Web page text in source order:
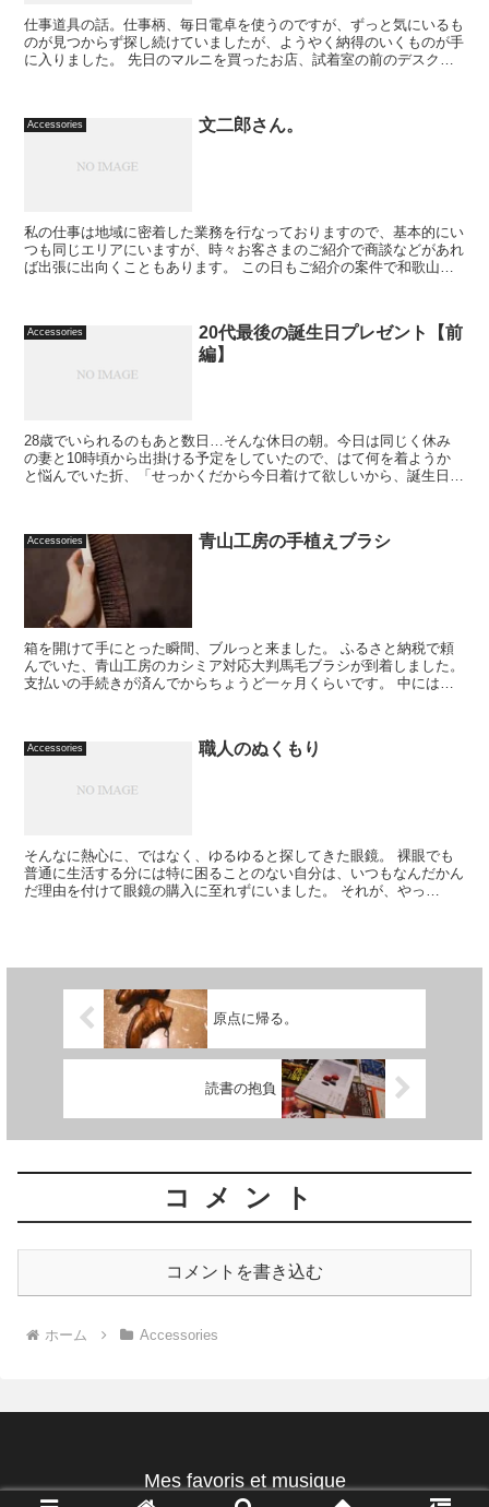
仕事道具の話。仕事柄、毎日電卓を使うのですが、ずっと気にいるも
のが見つからず探し続けていましたが、ようやく納得のいくものが手
に入りました。 先日のマルニを買ったお店、試着室の前のデスクに
Accessories 文二郎さん。
私の仕事は地域に密着した業務を行なっておりますので、基本的にい
つも同じエリアにいますが、時々お客さまのご紹介で商談などがあれ
ば出張に出向くこともあります。 この日もご紹介の案件で和歌山県
Accessories
20代最後の誕生日プレゼント【前
編】
28歳でいられるのもあと数日…そんな休日の朝。今日は同じく休み
の妻と10時頃から出掛ける予定をしていたので、はて何を着ようか
と悩んでいた折、「せっかくだから今日着けて欲しいから、誕生日プ
Accessories 青山工房の手植えブラシ
箱を開けて手にとった瞬間、ブルっと来ました。 ふるさと納税で頼
んでいた、青山工房のカシミア対応大判馬毛ブラシが到着しました。
支払いの手続きが済んでからちょうど一ヶ月くらいです。 中には手
Accessories 職人のぬくもり
そんなに熱心に、ではなく、ゆるゆると探してきた眼鏡。 裸眼でも
普通に生活する分には特に困ることのない自分は、いつもなんだかん
だ理由を付けて眼鏡の購入に至れずにいました。 それが、やっ
原点に帰る。
読書の抱負
コメント
コメントを書き込む
ホーム Accessories
Mes favoris et musique